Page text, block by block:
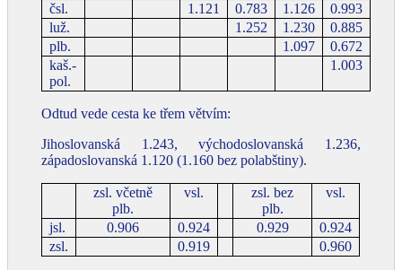
čsl. 1.121 0.783 1.126
0.993
luž.
1.252 1.230
0.885
plb.
1.097
0.672
kaš.-
pol.
1.003
Odtud vede cesta ke třem větvím:
Jihoslovanská 1.243, východoslovanská 1.236,
západoslovanská 1.120 (1.160 bez polabštiny).
zsl. včetně
plb.
vsl.
zsl. bez
plb.
vsl.
jsl. 0.906 0.924 0.929
0.924
zsl.
0.919 0.960